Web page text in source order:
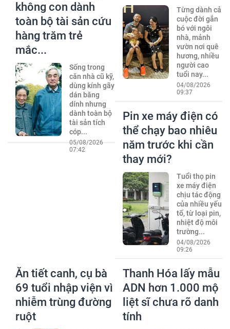
không con dành
toàn bộ tài sản cứu
hàng trăm trẻ
mắc...
Sống trong
căn nhà cũ kỹ,
dùng kính gãy
dán băng
dính nhưng
dành toàn bộ
tài sản tích
cóp...
05/08/2026
07:42
Từng dành cả
cuộc đời gắn
bó với ngôi
nhà, mảnh
vườn nơi quê
hương, nhiều
người cao
tuổi nay...
04/08/2026
09:37
Pin xe máy điện có
thể chạy bao nhiêu
năm trước khi cần
thay mới?
Tuổi thọ pin
xe máy điện
chịu tác động
của nhiều yếu
tố, từ loại pin,
nhiệt độ môi
trường...
04/08/2026
09:26
Ăn tiết canh, cụ bà
69 tuổi nhập viện vì
nhiễm trùng đường
ruột
Thanh Hóa lấy mẫu
ADN hơn 1.000 mộ
liệt sĩ chưa rõ danh
tính